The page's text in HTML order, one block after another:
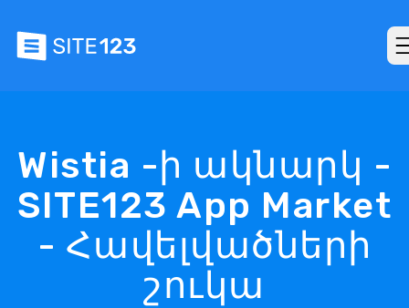
Wistia -ի ակնարկ -
SITE123 App Market
- Հավելվածների
շուկա